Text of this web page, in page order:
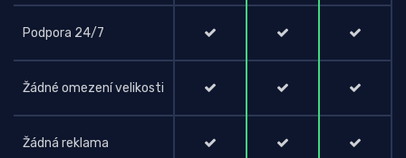
Podpora 24/7
Žádné omezení velikosti
Žádná reklama